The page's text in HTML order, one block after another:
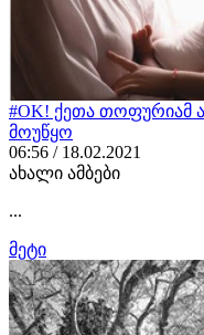
#OK! ქეთა თოფურიამ
მოუწყო
06:56 / 18.02.2021
ახალი ამბები
...
მეტი